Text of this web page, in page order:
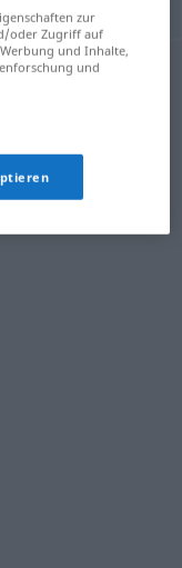
zur
oder Zugriff auf
und Inhalte,
und